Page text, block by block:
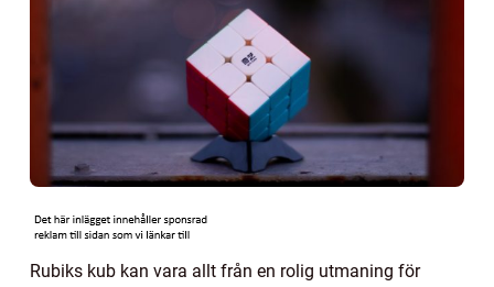
Rubiks kub kan vara allt från en rolig utmaning för